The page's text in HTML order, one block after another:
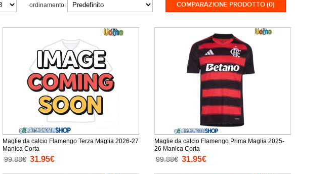
COMPARAZIONE PRODOTTO (0)
ordinamento:
Maglie da calcio Flamengo Terza Maglia 2026-27
Manica Corta
99.88€ 31.95€
Maglie da calcio Flamengo Prima Maglia 2025-
26 Manica Corta
99.88€ 31.95€